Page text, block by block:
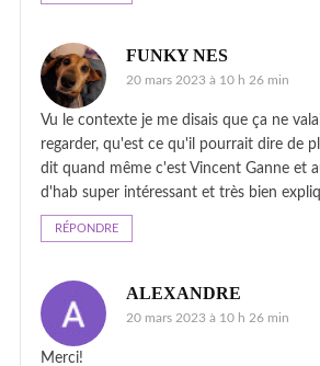
FUNKY NES
20 mars 2023 à 10 h 26 min
Vu le contexte je me disais que ça ne
regarder, qu'est ce qu'il pourrait dire de
dit quand même c'est Vincent Ganne et
d'hab super intéressant et très bien
RÉPONDRE
ALEXANDRE
20 mars 2023 à 10 h 26 min
Merci!